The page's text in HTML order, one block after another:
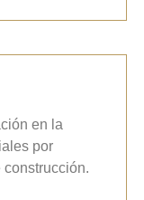
en la
por